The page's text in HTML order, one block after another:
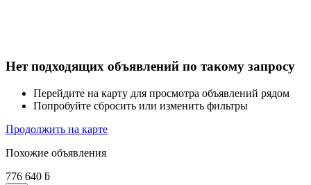
Нет подходящих объявлений по такому запросу
Перейдите на карту для просмотра объявлений рядом
Попробуйте сбросить или изменить фильтры
Продолжить на карте
Похожие объявления
776 640 ƃ